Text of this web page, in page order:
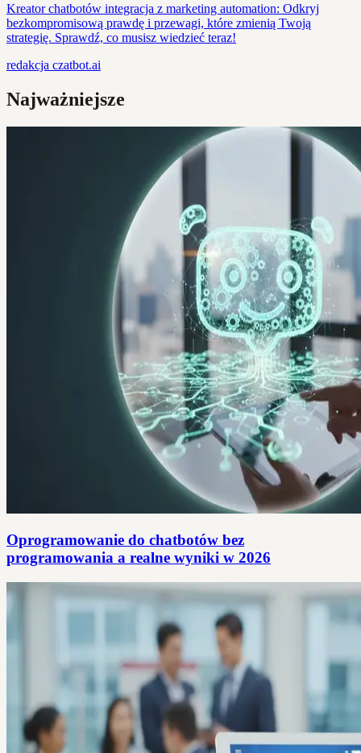
Kreator chatbotów integracja z marketing automation: Odkryj
bezkompromisową prawdę i przewagi, które zmienią Twoją
strategię. Sprawdź, co musisz wiedzieć teraz!
redakcja czatbot.ai
Najważniejsze
Oprogramowanie do chatbotów bez
programowania a realne wyniki w 2026